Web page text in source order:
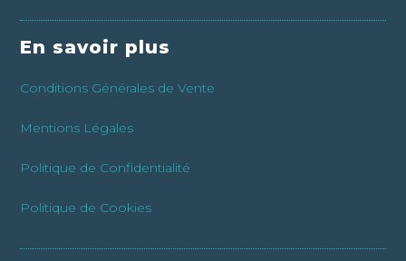
En savoir plus
Conditions Générales de Vente
Mentions Légales
Politique de Confidentialité
Politique de Cookies